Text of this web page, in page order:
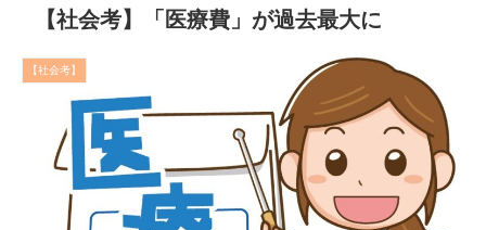
【社会考】「医療費」が過去最大に
【社会考】